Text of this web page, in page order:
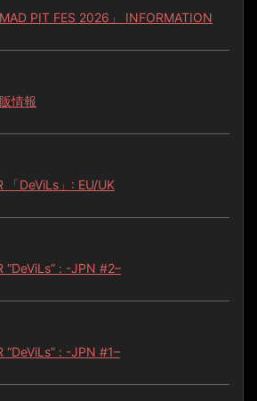
PIT FES 2026」 INFORMATION
情報
「DeViLs」: EU/UK
“DeViLs” : -JPN #2–
“DeViLs” : -JPN #1–